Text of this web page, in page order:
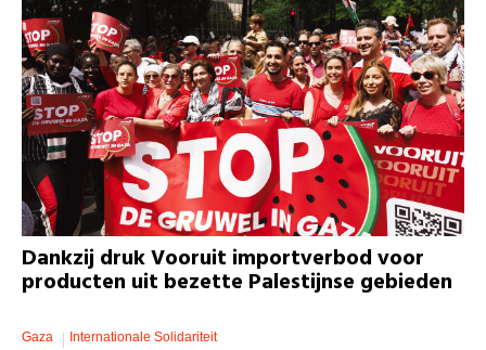
Dankzij druk Vooruit importverbod voor
producten uit bezette Palestijnse gebieden
Gaza
Internationale Solidariteit